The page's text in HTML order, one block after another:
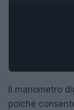
Il manometro
poiché